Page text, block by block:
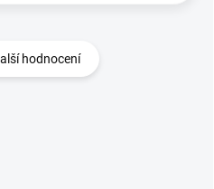
hodnocení